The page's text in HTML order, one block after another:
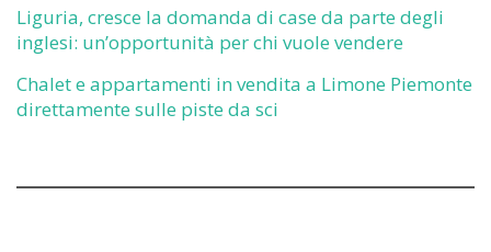
Liguria, cresce la domanda di case da parte degli
inglesi: un’opportunità per chi vuole vendere
Chalet e appartamenti in vendita a Limone Piemonte
direttamente sulle piste da sci